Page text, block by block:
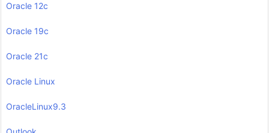
Oracle 12c
Oracle 19c
Oracle 21c
Oracle Linux
OracleLinux9.3